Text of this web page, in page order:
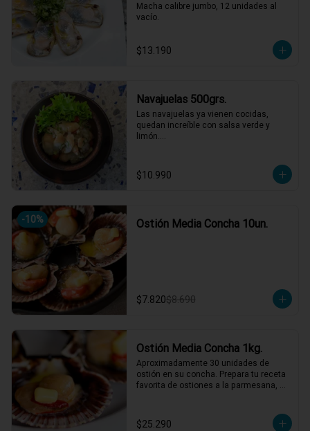
Macha calibre jumbo, 12 unidades al
vacío.
$13.190
Navajuelas 500grs.
Las navajuelas ya vienen cocidas,
quedan increíble con salsa verde y
limón.
$10.990
-10% Ostión Media Concha 10un.
$7.820$8.690
Ostión Media Concha 1kg.
Aproximadamente 30 unidades de
ostión en su concha. Prepara tu receta
favorita de ostiones a la parmesana,
$25.290